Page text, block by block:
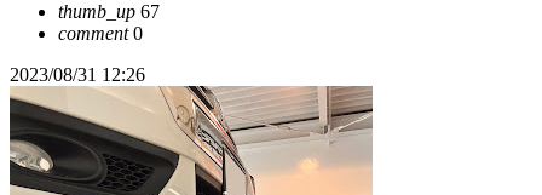
thumb_up 67
comment0
2023/08/31 12:26